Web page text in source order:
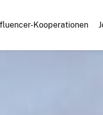
Kooperationen